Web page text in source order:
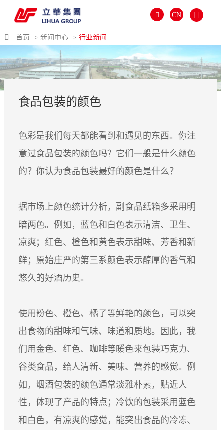
CN
PYCCKИЙ
ITALIANO
FRANÇAIS
ENGLISH
首页 新闻中心 行业新闻
食品包装的颜色
色彩是我们每天都能看到和遇见的东西。你注
意过食品包装的颜色吗？它们一般是什么颜色
的？你认为食品包装最好的颜色是什么？
据市场上颜色统计分析，副食品纸箱多采用明
暗两色。例如，蓝色和白色表示清洁、卫生、
凉爽；红色、橙色和黄色表示甜味、芳香和新
鲜；原始庄严的第三系颜色表示醇厚的香气和
悠久的好酒历史。
使用粉色、橙色、橘子等鲜艳的颜色，可以突
出食物的甜味和气味、味道和质地。因此，我
们用金色、红色、咖啡等暖色来包装巧克力、
谷类食品，给人清新、美味、营养的感觉。例
如，烟酒包装的颜色通常淡雅朴素，贴近人
性，体现了产品的特点；冷饮的包装采用蓝色
和白色，有凉爽的感觉，能突出食品的冷冻、